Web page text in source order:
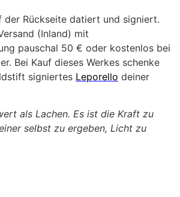
der Rückseite datiert und signiert.
(Inland) mit
pauschal 50 € oder kostenlos bei
Bei Kauf dieses Werkes schenke
signiertes Leporello deiner
als Lachen. Es ist die Kraft zu
selbst zu ergeben, Licht zu